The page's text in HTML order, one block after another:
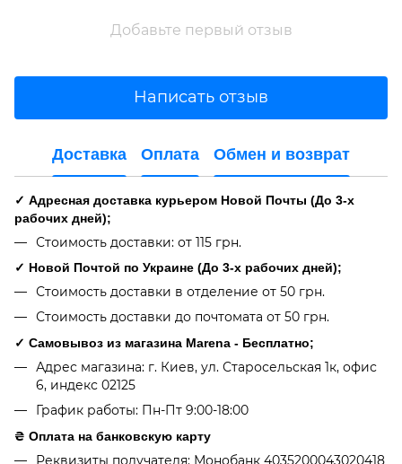
Добавьте первый отзыв
Написать отзыв
Доставка Оплата Обмен и возврат
✓ Адресная доставка курьером Новой Почты (До 3-х
рабочих дней);
Стоимость доставки: от 115 грн.
✓ Новой Почтой по Украине (До 3-х рабочих дней);
Стоимость доставки в отделение от 50 грн.
Стоимость доставки до почтомата от 50 грн.
✓ Самовывоз из магазина Marena - Бесплатно;
Адрес магазина: г. Киев, ул. Старосельская 1к, офис
6, индекс 02125
График работы: Пн-Пт 9:00-18:00
₴ Оплата на банковскую карту
Реквизиты получателя: Монобанк 4035200043020418